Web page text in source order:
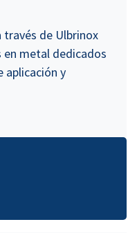
través de Ulbrinox
en metal dedicados
aplicación y